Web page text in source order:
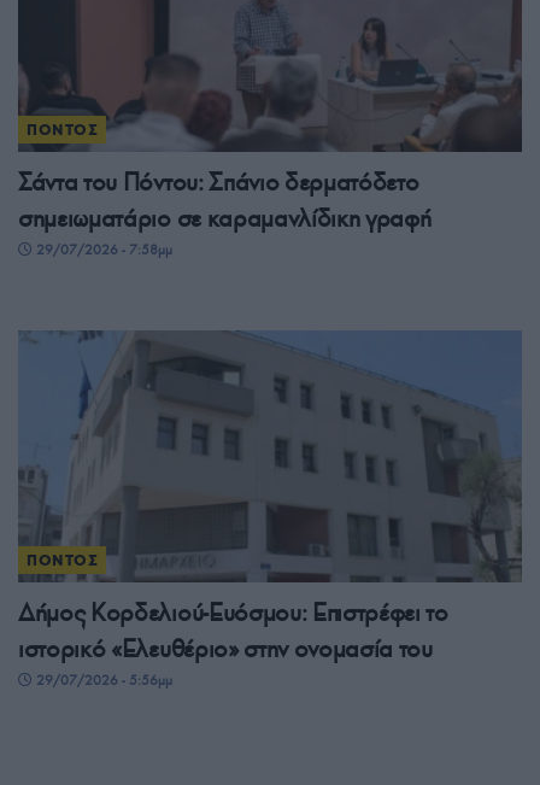
ΠΟΝΤΟΣ
Σάντα του Πόντου: Σπάνιο δερματόδετο
σημειωματάριο σε καραμανλίδικη γραφή
29/07/2026 - 7:58μμ
ΠΟΝΤΟΣ
Δήμος Κορδελιού-Ευόσμου: Επιστρέφει το
ιστορικό «Ελευθέριο» στην ονομασία του
29/07/2026 - 5:56μμ